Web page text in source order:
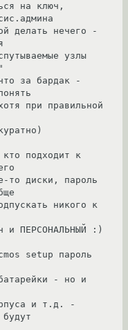
setup пароль
- но и
и т.д. -